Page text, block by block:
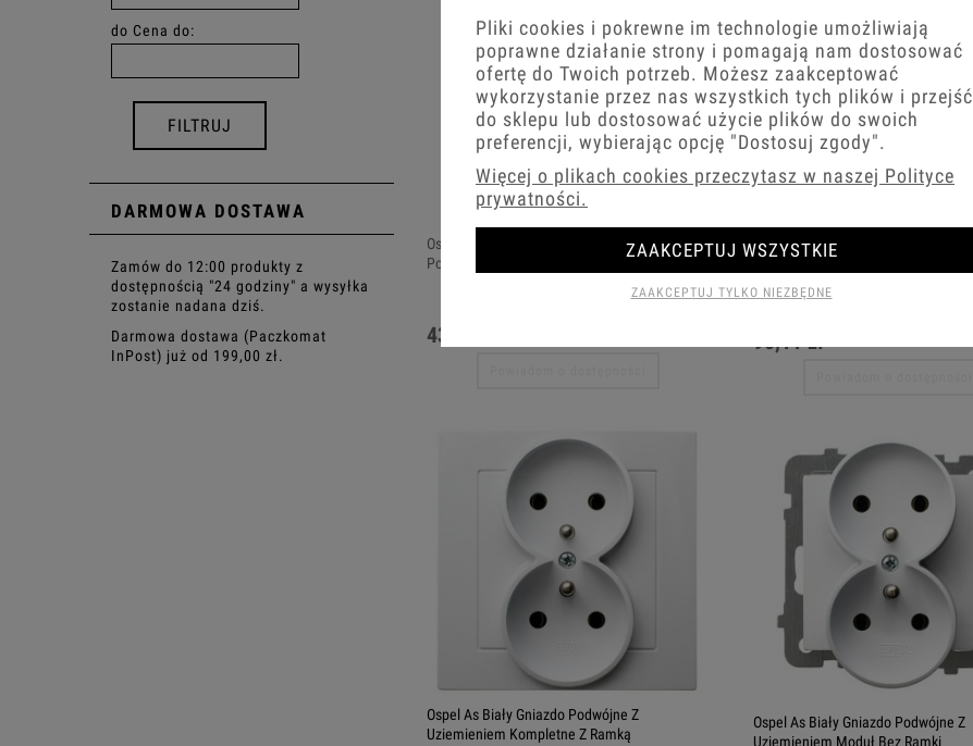
do Cena do:
FILTRUJ
DARMOWA DOSTAWA
Zamów do 12:00 produkty z
dostępnością "24 godziny" a wysyłka
zostanie nadana dziś.
Darmowa dostawa (Paczkomat
InPost) już od 199,00 zł.
Ospel As Biały Gniazdo Głośnikowe
Pojedyncze
43,45 zł
Ospel As Biały Gniazdo Komputerowe
Podwójne, Kat. 5E Mmc
95,11 zł
Ospel As Biały Gniazdo Podwójne Z
Uziemieniem Kompletne Z Ramką
Ospel As Biały Gniazdo Podwójne Z
Uziemieniem Moduł Bez Ramki
Pliki cookies i pokrewne im technologie umożliwiają
poprawne działanie strony i pomagają nam dostosować
ofertę do Twoich potrzeb. Możesz zaakceptować
wykorzystanie przez nas wszystkich tych plików i przejść
do sklepu lub dostosować użycie plików do swoich
preferencji, wybierając opcję "Dostosuj zgody".
Więcej o plikach cookies przeczytasz w naszej Polityce
prywatności.
ZAAKCEPTUJ TYLKO NIEZBĘDNE
ZAAKCEPTUJ WSZYSTKIE